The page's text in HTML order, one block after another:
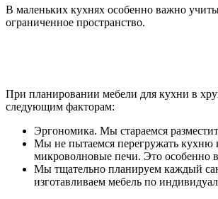
В маленьких кухнях особенно важно
ограниченное пространство.
При планировании мебели для кухни в
следующим факторам:
Эргономика. Мы стараемся
Мы не пытаемся перегружать кухню
микроволновые печи. Это особенно
Мы тщательно планируем каждый
изготавливаем мебель по